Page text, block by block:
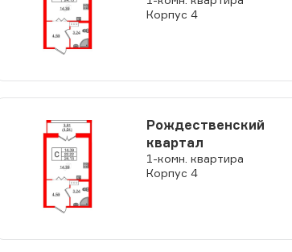
Корпус 4
Рождественский
квартал
1-комн. квартира
Корпус 4
Проконсультироваться с
специалистом
с клиентами находящимися в
Межрегиональных Сделок Финист